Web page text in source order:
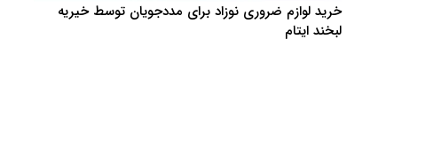
خرید لوازم ضروری نوزاد برای مددجویان توسط خیریه
لبخند ایتام